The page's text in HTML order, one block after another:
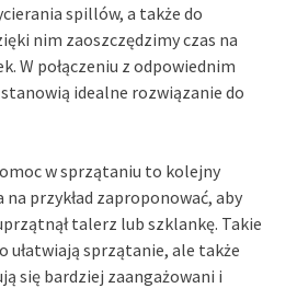
spillów, a także do
nim zaoszczędzimy czas na
W połączeniu z odpowiednim
idealne rozwiązanie do
w sprzątaniu to kolejny
przykład zaproponować, aby
talerz lub szklankę. Takie
ułatwiają sprzątanie, ale także
się bardziej zaangażowani i